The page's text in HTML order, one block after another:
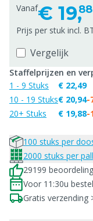
Vanaf€ 19,88
Prijs per stuk incl.
Vergelijk
Staffelprijzen en
1 - 9 Stuks
10 - 19 Stuks
20+ Stuks
€ 22,49
€ 20,94
€ 19,88
-
-
100 stuks per
2000 stuks per
29199
Voor 11:30u
Gratis verzending